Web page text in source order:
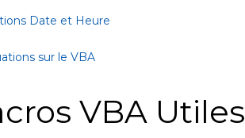
Date et Heure
sur le VBA
VBA Utiles